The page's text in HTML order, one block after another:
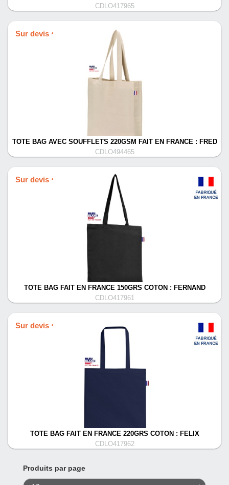
CDLO417965
Sur devis *
TOTE BAG AVEC SOUFFLETS 220GSM FAIT EN FRANCE : FRED
CDLO494465
Sur devis *
TOTE BAG FAIT EN FRANCE 150GRS COTON : FERNAND
CDLO417961
Sur devis *
TOTE BAG FAIT EN FRANCE 220GRS COTON : FELIX
CDLO417962
Produits par page